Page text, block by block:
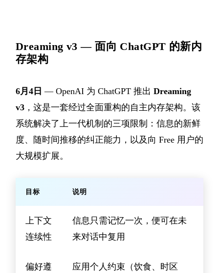
Dreaming v3 — 面向 ChatGPT 的新内
存架构
6月4日 — OpenAI 为 ChatGPT 推出 Dreaming
v3 ，这是一套经过全面重构的自主内存架构。该
系统解决了上一代机制的三项限制：信息的新鲜
度、随时间推移的纠正能力，以及向 Free 用户的
大规模扩展。
目标 说明
上下文
连续性
信息只需记忆一次，便可在未
来对话中复用
偏好遵
应用个人约束（饮食、时区